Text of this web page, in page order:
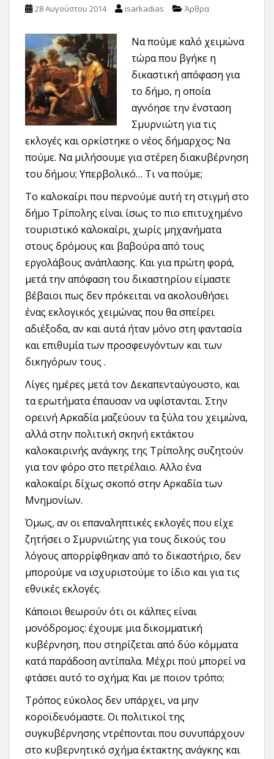
28 Αυγούστου 2014 isarkadias Άρθρα
Να πούμε καλό χειμώνα
τώρα που βγήκε η
δικαστική απόφαση για
το δήμο, η οποία
αγνόησε την ένσταση
Σμυρνιώτη για τις
εκλογές και ορκίστηκε ο νέος δήμαρχος; Να
πούμε. Να μιλήσουμε για στέρεη διακυβέρνηση
του δήμου; Υπερβολικό… Τι να πούμε;
Το καλοκαίρι που περνούμε αυτή τη στιγμή στο
δήμο Τρίπολης είναι ίσως το πιο επιτυχημένο
τουριστικό καλοκαίρι, χωρίς μηχανήματα
στους δρόμους και βαβούρα από τους
εργολάβους ανάπλασης. Και για πρώτη φορά,
μετά την απόφαση του δικαστηρίου είμαστε
βέβαιοι πως δεν πρόκειται να ακολουθήσει
ένας εκλογικός χειμώνας που θα σπείρει
αδιέξοδα, αν και αυτά ήταν μόνο στη φαντασία
και επιθυμία των προσφευγόντων και των
δικηγόρων τους .
Λίγες ημέρες μετά τον Δεκαπενταύγουστο, και
τα ερωτήματα έπαυσαν να υφίστανται. Στην
ορεινή Αρκαδία μαζεύουν τα ξύλα του χειμώνα,
αλλά στην πολιτική σκηνή εκτάκτου
καλοκαιρινής ανάγκης της Τρίπολης συζητούν
για τον φόρο στο πετρέλαιο. Αλλο ένα
καλοκαίρι δίχως σκοπό στην Αρκαδία των
Μνημονίων.
Όμως, αν οι επαναληπτικές εκλογές που είχε
ζητήσει ο Σμυρνιώτης για τους δικούς του
λόγους απορρίφθηκαν από το δικαστήριο, δεν
μπορούμε να ισχυριστούμε το ίδιο και για τις
εθνικές εκλογές.
Κάποιοι θεωρούν ότι οι κάλπες είναι
μονόδρομος: έχουμε μια δικομματική
κυβέρνηση, που στηρίζεται από δύο κόμματα
κατά παράδοση αντίπαλα. Μέχρι πού μπορεί να
φτάσει αυτό το σχήμα; Και με ποιον τρόπο;
Τρόπος εύκολος δεν υπάρχει, να μην
κοροϊδευόμαστε. Οι πολιτικοί της
συγκυβέρνησης ντρέπονται που συνυπάρχουν
στο κυβερνητικό σχήμα έκτακτης ανάγκης και